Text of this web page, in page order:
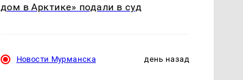
дом в Арктике» подали в суд
Новости Мурманска день назад